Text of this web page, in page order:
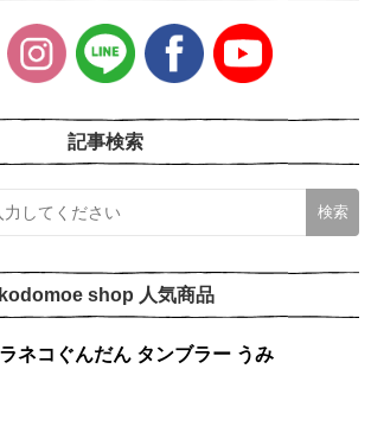
記事検索
kodomoe shop 人気商品
ノラネコぐんだん タンブラー うみ